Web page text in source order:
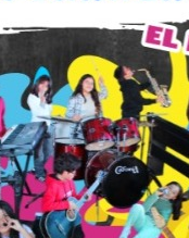
El diseño de
de belleza y
que cuidan el
incluyen lenguaje,
aspectos de la